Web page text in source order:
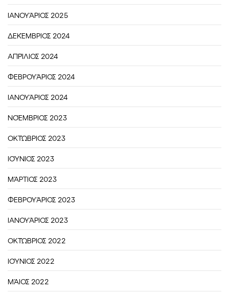
ΙΑΝΟΥΆΡΙΟΣ 2025
ΔΕΚΈΜΒΡΙΟΣ 2024
ΑΠΡΊΛΙΟΣ 2024
ΦΕΒΡΟΥΆΡΙΟΣ 2024
ΙΑΝΟΥΆΡΙΟΣ 2024
ΝΟΈΜΒΡΙΟΣ 2023
ΟΚΤΏΒΡΙΟΣ 2023
ΙΟΎΝΙΟΣ 2023
ΜΆΡΤΙΟΣ 2023
ΦΕΒΡΟΥΆΡΙΟΣ 2023
ΙΑΝΟΥΆΡΙΟΣ 2023
ΟΚΤΏΒΡΙΟΣ 2022
ΙΟΎΝΙΟΣ 2022
ΜΆΙΟΣ 2022